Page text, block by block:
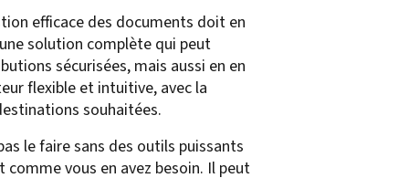
EMR Output
On Demand Webinars
Systems
Support
efficace des documents doit en
solution complète qui peut
sécurisées, mais aussi en en
flexible et intuitive, avec la
souhaitées.
le faire sans des outils puissants
vous en avez besoin. Il peut